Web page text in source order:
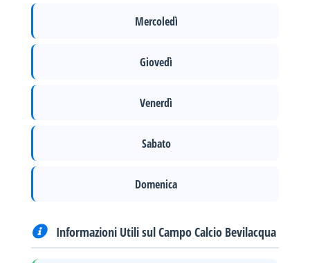
Mercoledì
Giovedì
Venerdì
Sabato
Domenica
Informazioni Utili sul Campo Calcio Bevilacqua